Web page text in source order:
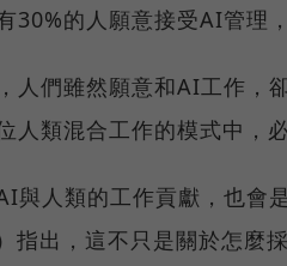
30%的人願意接受AI管理
人們雖然願意和AI工作，
人類混合工作的模式中，
與人類的工作貢獻，也會
指出，這不只是關於怎麼